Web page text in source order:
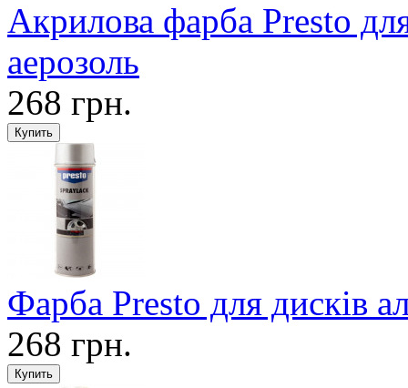
Акрилова фарба Presto
аерозоль
268 грн.
Фарба Presto для дисків
268 грн.